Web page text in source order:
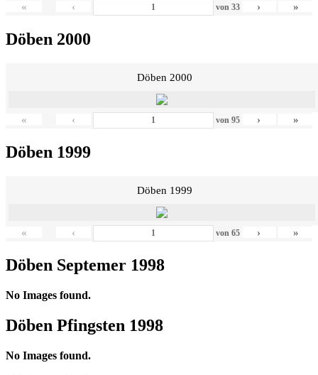
« ‹ von 33 › »
Döben 2000
Döben 2000
« ‹ von 95 › »
Döben 1999
Döben 1999
« ‹ von 65 › »
Döben Septemer 1998
No Images found.
Döben Pfingsten 1998
No Images found.